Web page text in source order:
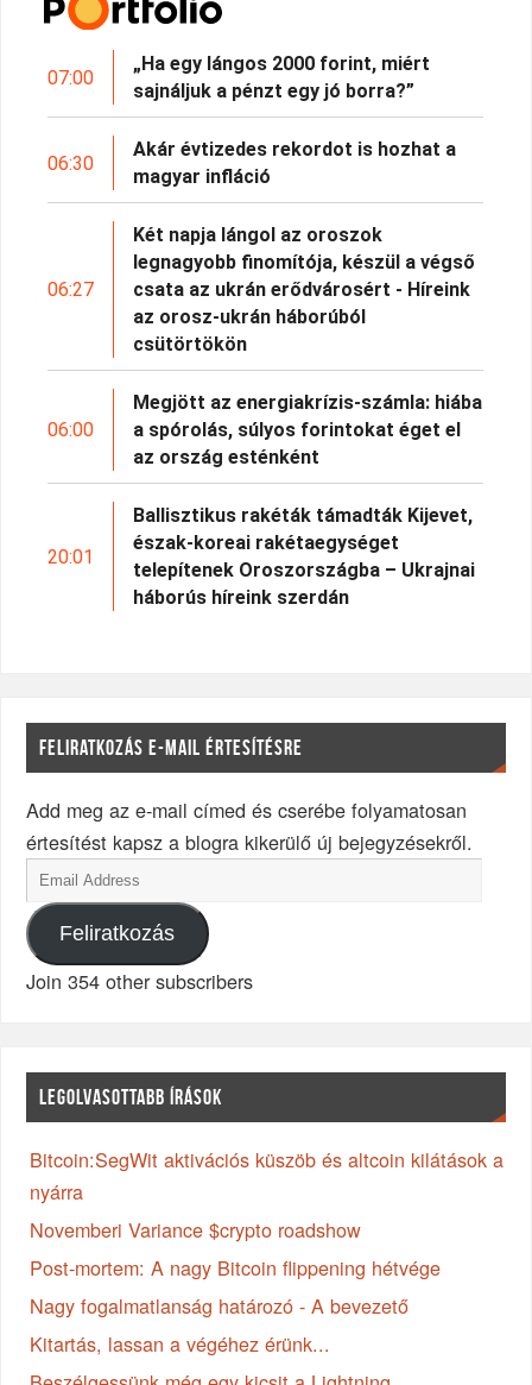
07:00
„Ha egy lángos 2000 forint, miért
sajnáljuk a pénzt egy jó borra?”
06:30
Akár évtizedes rekordot is hozhat a
magyar infláció
06:27
Két napja lángol az oroszok
legnagyobb finomítója, készül a végső
csata az ukrán erődvárosért - Híreink
az orosz-ukrán háborúból
csütörtökön
06:00
Megjött az energiakrízis-számla: hiába
a spórolás, súlyos forintokat éget el
az ország esténként
20:01
Ballisztikus rakéták támadták Kijevet,
észak-koreai rakétaegységet
telepítenek Oroszországba – Ukrajnai
háborús híreink szerdán
FELIRATKOZÁS E-MAIL ÉRTESÍTÉSRE
Add meg az e-mail címed és cserébe folyamatosan
értesítést kapsz a blogra kikerülő új bejegyzésekről.
Feliratkozás
Join 354 other subscribers
LEGOLVASOTTABB ÍRÁSOK
Bitcoin:SegWit aktivációs küszöb és altcoin kilátások a
nyárra
Novemberi Variance $crypto roadshow
Post-mortem: A nagy Bitcoin flippening hétvége
Nagy fogalmatlanság határozó - A bevezető
Kitartás, lassan a végéhez érünk...